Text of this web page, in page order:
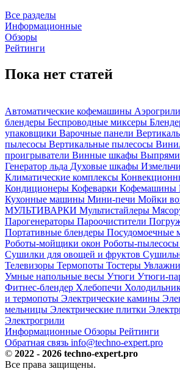
Все разделы
Информационные
Обзоры
Рейтинги
Пока нет статей
Автоматические кофемашины Аэрогрили
блендеры Беспроводные миксеры
упаковщики Варочные панели
пылесосы Вертикальные пылесосы
проигрыватели Винные шкафы
Генератор льда Духовые шкафы
Климатические комплексы
Кондиционеры Кофеварки Кофемашины
Кухонные машины Мини-печи Мойки
МУЛЬТИВАРКИ Мультистайлеры
Парогенераторы Пароочистители
Портативные блендеры Посудомоечные
Роботы-мойщики окон Роботы-пылесосы
Сушилки для овощей и фруктов
Телевизоры Термопоты Тостеры
Умные напольные весы Утюги Утюги-
Фитнес-блендер Хлебопечи
и термопоты Электрические камины
мельницы Электрические плитки
Электрогрили
Информационные Обзоры Рейтинги
Обратная связь info@techno-expert.pro
© 2022 - 2026 techno-expert.pro
Все права защищены.